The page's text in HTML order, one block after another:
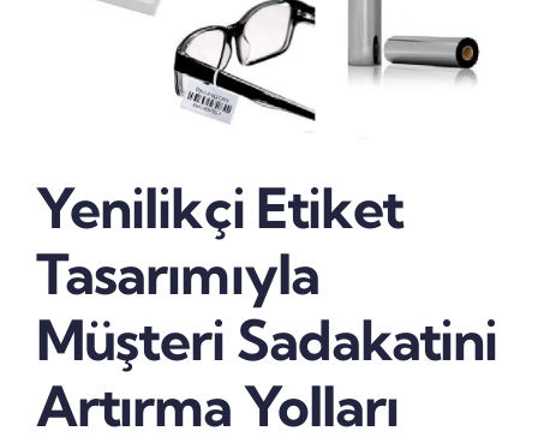
Yenilikçi Etiket
Tasarımıyla
Müşteri Sadakatini
Artırma Yolları